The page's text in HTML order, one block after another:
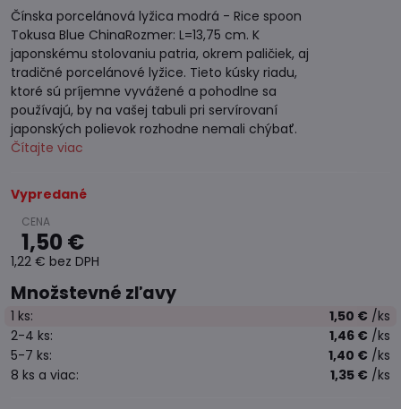
Čínska porcelánová lyžica modrá - Rice spoon
Tokusa Blue ChinaRozmer: L=13,75 cm. K
japonskému stolovaniu patria, okrem paličiek, aj
tradičné porcelánové lyžice. Tieto kúsky riadu,
ktoré sú príjemne vyvážené a pohodlne sa
používajú, by na vašej tabuli pri servírovaní
japonských polievok rozhodne nemali chýbať.
Čítajte viac
Vypredané
1,50 €
1,22 € bez DPH
Množstevné zľavy
1 ks: 1,50 € /ks
2-4 ks: 1,46 € /ks
5-7 ks: 1,40 € /ks
8 ks a viac: 1,35 € /ks